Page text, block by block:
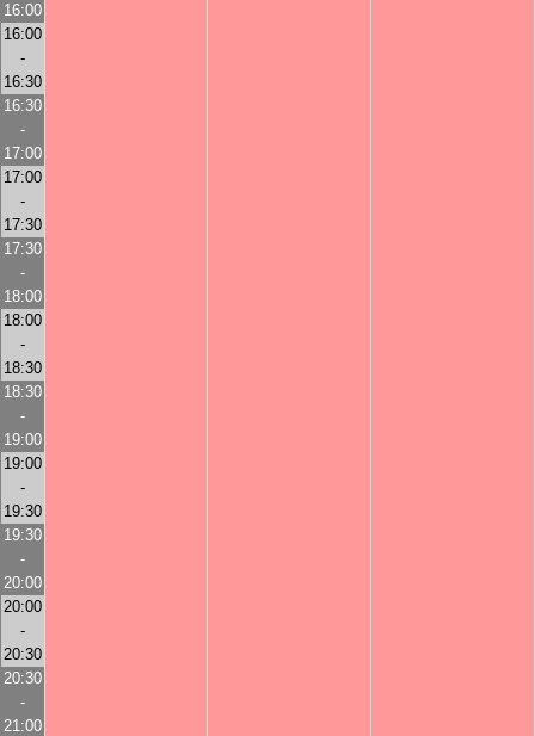
16:00
16:00
-
16:30
16:30
-
17:00
17:00
-
17:30
17:30
-
18:00
18:00
-
18:30
18:30
-
19:00
19:00
-
19:30
19:30
-
20:00
20:00
-
20:30
20:30
-
21:00